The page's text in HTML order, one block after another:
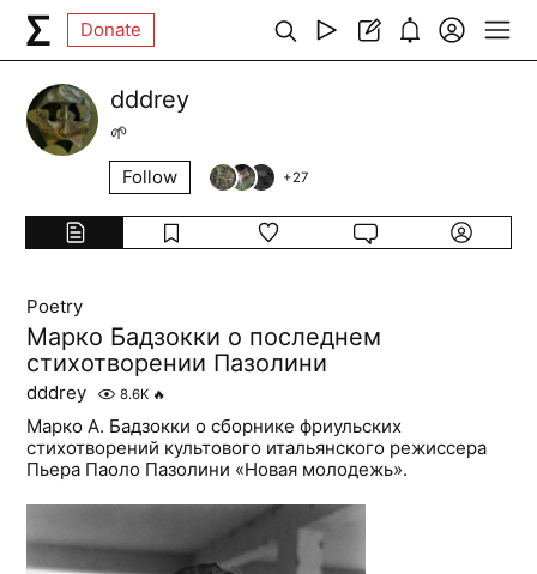
Donate
dddrey
🌱
Follow
+27
Poetry
Марко Бадзокки о последнем
стихотворении Пазолини
dddrey 8.6K 🔥
Марко А. Бадзокки о сборнике фриульских
стихотворений культового итальянского режиссера
Пьера Паоло Пазолини «Новая молодежь».